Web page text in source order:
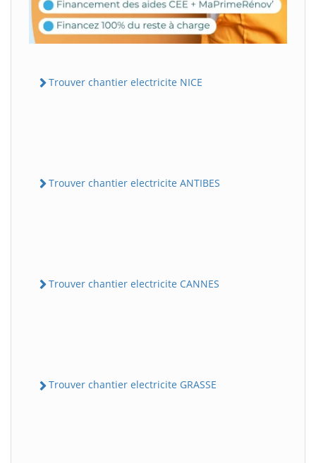
Trouver chantier electricite NICE
Trouver chantier electricite ANTIBES
Trouver chantier electricite CANNES
Trouver chantier electricite GRASSE